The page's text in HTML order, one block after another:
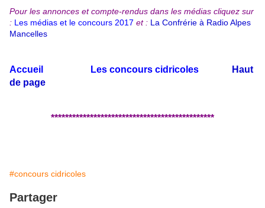
Pour les annonces et compte-rendus dans les médias cliquez sur
: Les médias et le concours 2017 et : La Confrérie à Radio Alpes
Mancelles
Accueil Les concours cidricoles
Haut
de page
**********************************************
#concours cidricoles
Partager